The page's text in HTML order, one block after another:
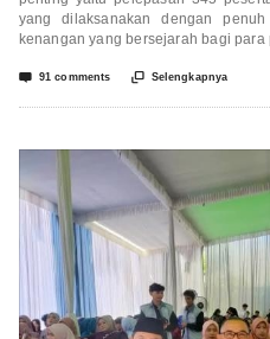
yang dilaksanakan dengan
kenangan yang bersejarah bagi para
 91 comments  Selengkapnya